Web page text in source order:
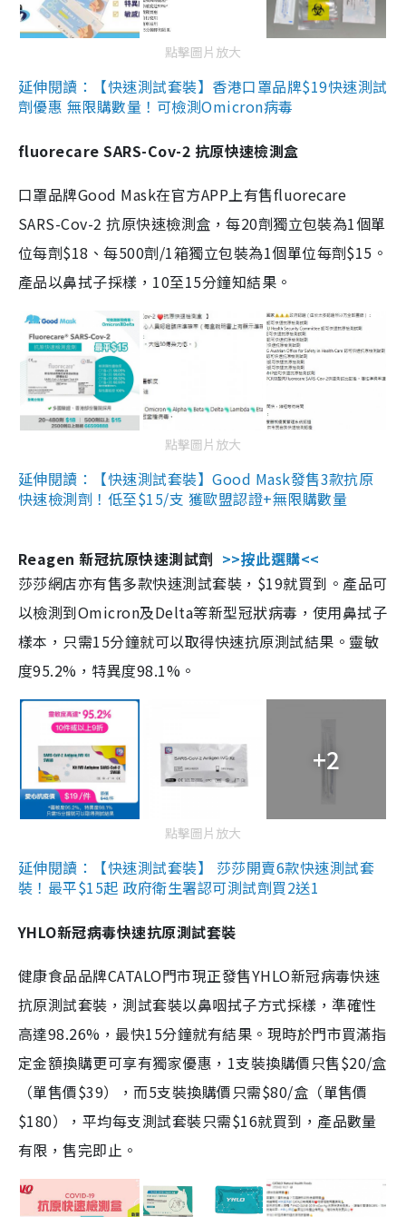
點擊圖片放大
延伸閱讀：【快速測試套裝】香港口罩品牌$19快速測試
劑優惠 無限購數量！可檢測Omicron病毒
fluorecare SARS-Cov-2 抗原快速檢測盒
口罩品牌Good Mask在官方APP上有售fluorecare
SARS-Cov-2 抗原快速檢測盒，每20劑獨立包裝為1個單
位每劑$18、每500劑/1箱獨立包裝為1個單位每劑$15。
產品以鼻拭子採樣，10至15分鐘知結果。
點擊圖片放大
延伸閱讀：【快速測試套裝】Good Mask發售3款抗原
快速檢測劑！低至$15/支 獲歐盟認證+無限購數量
Reagen 新冠抗原快速測試劑 >>按此選購<<
莎莎網店亦有售多款快速測試套裝，$19就買到。產品可
以檢測到Omicron及Delta等新型冠狀病毒，使用鼻拭子
樣本，只需15分鐘就可以取得快速抗原測試結果。靈敏
度95.2%，特異度98.1%。
+2
點擊圖片放大
延伸閱讀：【快速測試套裝】 莎莎開賣6款快速測試套
裝！最平$15起 政府衛生署認可測試劑買2送1
YHLO新冠病毒快速抗原測試套裝
健康食品品牌CATALO門市現正發售YHLO新冠病毒快速
抗原測試套裝，測試套裝以鼻咽拭子方式採樣，準確性
高達98.26%，最快15分鐘就有結果。現時於門市買滿指
定金額換購更可享有獨家優惠，1支裝換購價只售$20/盒
（單售價$39），而5支裝換購價只需$80/盒（單售價
$180），平均每支測試套裝只需$16就買到，產品數量
有限，售完即止。